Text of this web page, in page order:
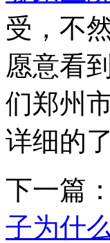
受，不
愿意看
们郑州
详细的
下一篇：
子为什